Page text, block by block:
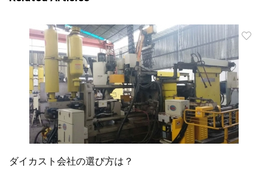
ダイカスト会社の選び方は？